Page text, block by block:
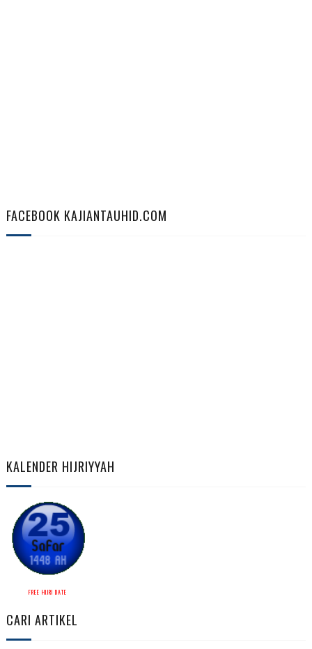
FACEBOOK KAJIANTAUHID.COM
KALENDER HIJRIYYAH
FREE HIJRI DATE
CARI ARTIKEL